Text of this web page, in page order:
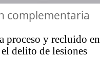
complementaria
proceso y recluido en
delito de lesiones